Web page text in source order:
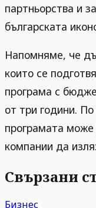
партньорства и
българската
Напомняме, че
които се
програма с
от три години.
програмата
компании да
Свързани
Бизнес